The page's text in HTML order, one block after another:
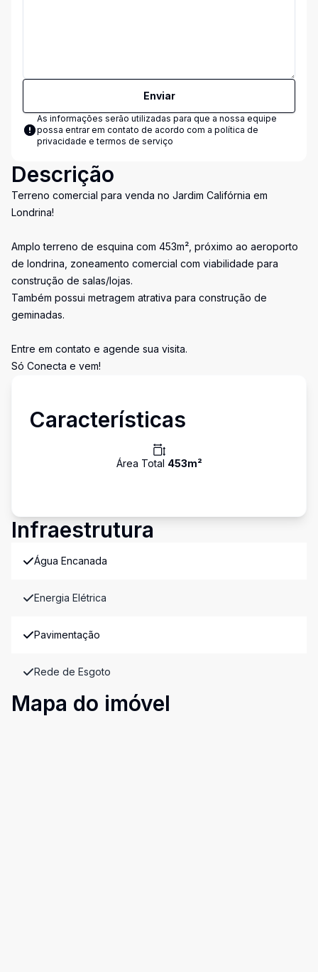
Enviar
As informações serão utilizadas para que a nossa equipe
possa entrar em contato de acordo com a política de
privacidade e termos de serviço
Descrição
Terreno comercial para venda no Jardim Califórnia em
Londrina!
Amplo terreno de esquina com 453m², próximo ao aeroporto
de londrina, zoneamento comercial com viabilidade para
construção de salas/lojas.
Também possui metragem atrativa para construção de
geminadas.
Entre em contato e agende sua visita.
Só Conecta e vem!
Características
Área Total 453m²
Infraestrutura
Água Encanada
Energia Elétrica
Pavimentação
Rede de Esgoto
Mapa do imóvel